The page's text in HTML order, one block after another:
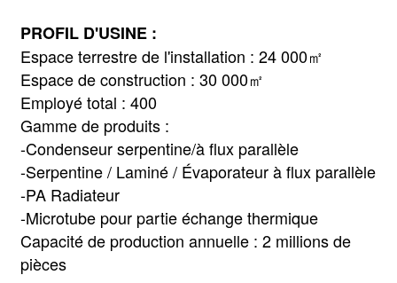
PROFIL D'USINE :
Espace terrestre de l'installation : 24 000㎡
Espace de construction : 30 000㎡
Employé total : 400
Gamme de produits :
-Condenseur serpentine/à flux parallèle
-Serpentine / Laminé / Évaporateur à flux parallèle
-PA Radiateur
-Microtube pour partie échange thermique
Capacité de production annuelle : 2 millions de
pièces